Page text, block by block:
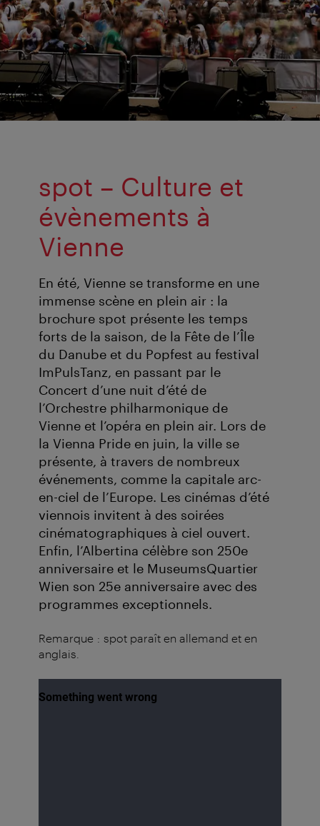
spot – Culture et
évènements à
Vienne
En été, Vienne se transforme en une
immense scène en plein air : la
brochure spot présente les temps
forts de la saison, de la Fête de l’Île
du Danube et du Popfest au festival
ImPulsTanz, en passant par le
Concert d’une nuit d’été de
l’Orchestre philharmonique de
Vienne et l’opéra en plein air. Lors de
la Vienna Pride en juin, la ville se
présente, à travers de nombreux
événements, comme la capitale arc-
en-ciel de l’Europe. Les cinémas d’été
viennois invitent à des soirées
cinématographiques à ciel ouvert.
Enfin, l’Albertina célèbre son 250e
anniversaire et le MuseumsQuartier
Wien son 25e anniversaire avec des
programmes exceptionnels.
Remarque : spot paraît en allemand et en
anglais.